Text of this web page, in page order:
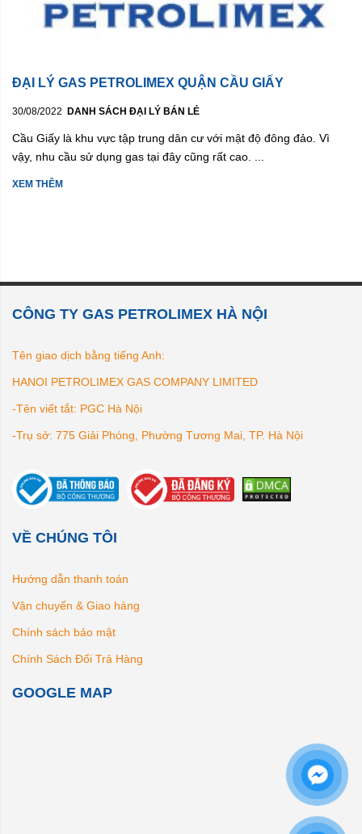
ĐẠI LÝ GAS PETROLIMEX QUẬN CẦU GIẤY
30/08/2022 DANH SÁCH ĐẠI LÝ BÁN LẺ
Cầu Giấy là khu vực tập trung dân cư với mật độ đông đảo. Vì
vậy, nhu cầu sử dụng gas tại đây cũng rất cao. ...
XEM THÊM
CÔNG TY GAS PETROLIMEX HÀ NỘI
Tên giao dịch bằng tiếng Anh:
HANOI PETROLIMEX GAS COMPANY LIMITED
-Tên viết tắt: PGC Hà Nội
-Trụ sở: 775 Giải Phóng, Phường Tương Mai, TP. Hà Nội
VỀ CHÚNG TÔI
Hướng dẫn thanh toán
Vận chuyển & Giao hàng
Chính sách bảo mật
Chính Sách Đổi Trả Hàng
GOOGLE MAP